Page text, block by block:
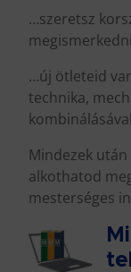
…szeretsz
…új ötleteid
technika,
Mindezek
alkothatod
mesterséges